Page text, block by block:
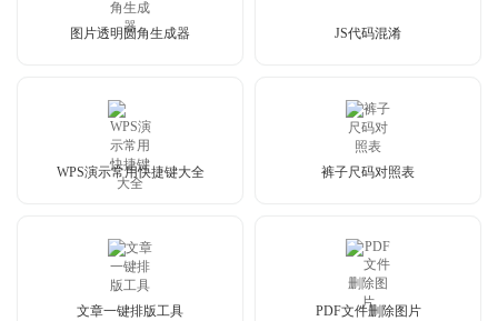
图片透明圆角生成器 JS代码混淆
WPS演示常用快捷键大全 裤子尺码对照表
文章一键排版工具 PDF文件删除图片